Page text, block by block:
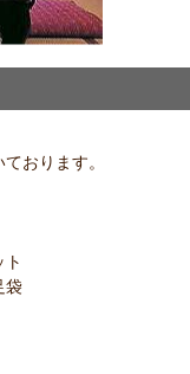
おります。
袋